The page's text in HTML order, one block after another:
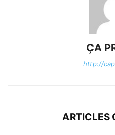
ÇA
http://
ARTICLES